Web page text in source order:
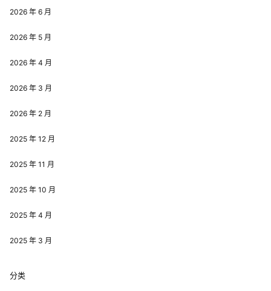
2026 年 6 月
2026 年 5 月
2026 年 4 月
2026 年 3 月
2026 年 2 月
2025 年 12 月
2025 年 11 月
2025 年 10 月
2025 年 4 月
2025 年 3 月
分类